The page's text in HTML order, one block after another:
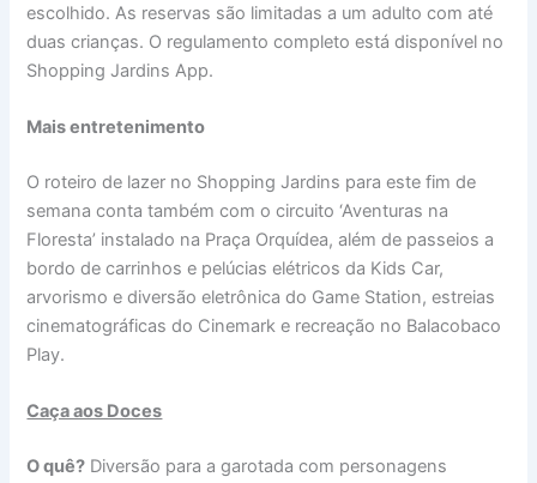
escolhido. As reservas são limitadas a um adulto com até
duas crianças. O regulamento completo está disponível no
Shopping Jardins App.
Mais entretenimento
O roteiro de lazer no Shopping Jardins para este fim de
semana conta também com o circuito ‘Aventuras na
Floresta’ instalado na Praça Orquídea, além de passeios a
bordo de carrinhos e pelúcias elétricos da Kids Car,
arvorismo e diversão eletrônica do Game Station, estreias
cinematográficas do Cinemark e recreação no Balacobaco
Play.
Caça aos Doces
O quê? Diversão para a garotada com personagens